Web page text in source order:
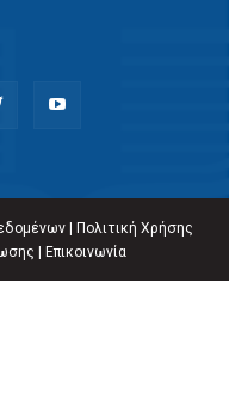
| Πολιτική Χρήσης
| Επικοινωνία